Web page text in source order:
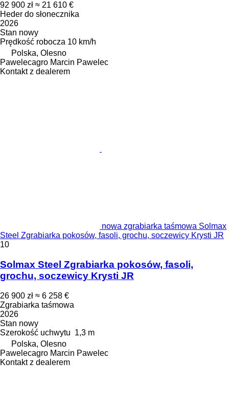
92 900 zł ≈ 21 610 €
Heder do słonecznika
2026
Stan nowy
Prędkość robocza 10 km/h
Polska, Olesno
Pawelecagro Marcin Pawelec
Kontakt z dealerem
nowa zgrabiarka taśmowa Solmax
Steel Zgrabiarka pokosów, fasoli, grochu, soczewicy Krysti JR
10
Solmax Steel Zgrabiarka pokosów, fasoli,
grochu, soczewicy Krysti JR
26 900 zł ≈ 6 258 €
Zgrabiarka taśmowa
2026
Stan nowy
Szerokość uchwytu 1,3 m
Polska, Olesno
Pawelecagro Marcin Pawelec
Kontakt z dealerem